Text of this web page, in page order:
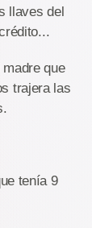
llaves del
que
trajera las
tenía 9